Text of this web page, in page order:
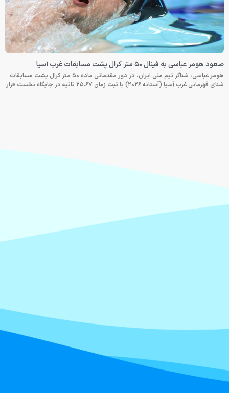
صعود هومر عباسی به فینال ۵۰ متر کرال پشت مسابقات غرب آسیا
هومر عباسی، شناگر تیم ملی ایران، در دور مقدماتی ماده ۵۰ متر کرال پشت مسابقات
شنای قهرمانی غرب آسیا (آستانه ۲۰۲۶) با ثبت زمان ۲۵.۶۷ ثانیه در جایگاه نخست قرار